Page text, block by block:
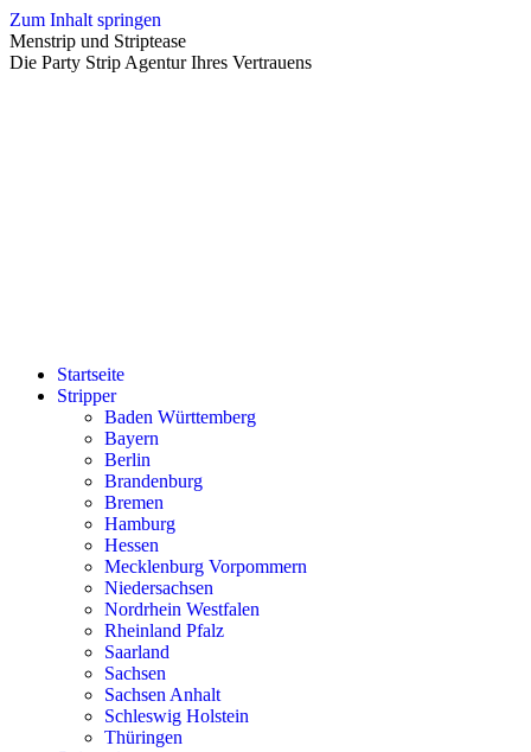
Zum Inhalt springen
Menstrip und Striptease
Die Party Strip Agentur Ihres Vertrauens
Startseite
Stripper
Baden Württemberg
Bayern
Berlin
Brandenburg
Bremen
Hamburg
Hessen
Mecklenburg Vorpommern
Niedersachsen
Nordrhein Westfalen
Rheinland Pfalz
Saarland
Sachsen
Sachsen Anhalt
Schleswig Holstein
Thüringen